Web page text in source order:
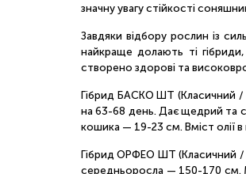
значну увагу стійкості
Завдяки відбору рослин із
найкраще долають ті
створено здорові та
Гібрид БАСКО ШТ (Класичний /
на 63-68 день. Дає щедрий та
кошика — 19-23 см. Вміст олії в
Гібрид ОРФЕО ШТ (Класичний /
середньоросла — 150-170 см.